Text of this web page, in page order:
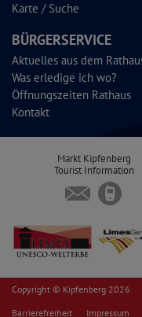
Karte / Suche
BÜRGERSERVICE
Aktuelles aus dem
Was erledige ich wo?
Öffnungszeiten Rathaus
Kontakt
Markt Kipfenberg
Tourist Information
Copyright © Kipfenberg 2026
Barrierefreiheit
Impressum